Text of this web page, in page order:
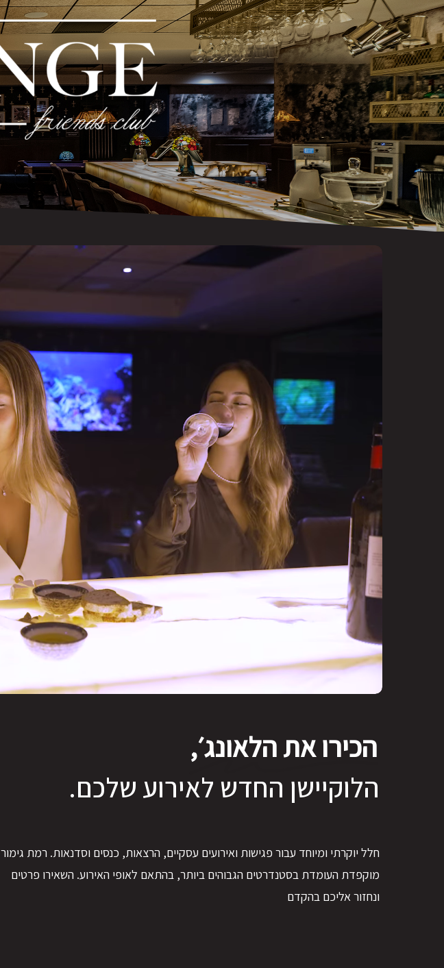
Skip
to
main
content
הכירו את הלאונג׳,
הלוקיישן החדש לאירוע שלכם.
חלל יוקרתי ומיוחד עבור פגישות ואירועים עסקיים, הרצאות, כנסים וסדנאות. רמת גימור
מוקפדת העומדת בסטנדרטים הגבוהים ביותר, בהתאם לאופי האירוע. השאירו פרטים
ונחזוראליכם בהקדם